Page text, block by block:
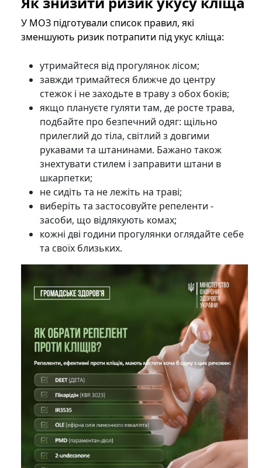
У МОЗ підготували список правил, які
зменшують ризик потрапити під укус кліща:
утримайтеся від прогулянок лісом;
завжди тримайтеся ближче до центру
стежок і не заходьте в траву з обох боків;
якщо плануєте гуляти там, де росте трава,
подбайте про безпечний одяг: щільно
прилеглий до тіла, світлий з довгими
рукавами та штанинами. Бажано також
знехтувати стилем і заправити штани в
шкарпетки;
не сидіть та не лежіть на траві;
виберіть та застосовуйте репеленти -
засоби, що відлякують комах;
кожні дві години прогулянки оглядайте себе
та своїх близьких.